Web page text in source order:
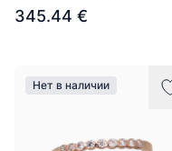
345.44 €
Нет в наличии